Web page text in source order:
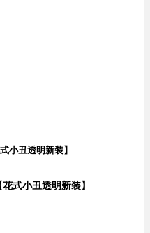
小丑透明新装】
式小丑透明新装】